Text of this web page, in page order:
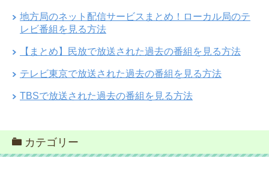
地方局のネット配信サービスまとめ！ローカル局のテ
レビ番組を見る方法
【まとめ】民放で放送された過去の番組を見る方法
テレビ東京で放送された過去の番組を見る方法
TBSで放送された過去の番組を見る方法
カテゴリー